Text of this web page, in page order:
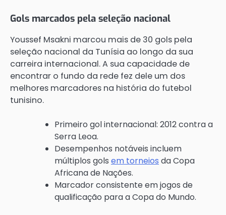
Gols marcados pela seleção nacional
Youssef Msakni marcou mais de 30 gols pela
seleção nacional da Tunísia ao longo da sua
carreira internacional. A sua capacidade de
encontrar o fundo da rede fez dele um dos
melhores marcadores na história do futebol
tunisino.
Primeiro gol internacional: 2012 contra a
Serra Leoa.
Desempenhos notáveis incluem
múltiplos gols em torneios da Copa
Africana de Nações.
Marcador consistente em jogos de
qualificação para a Copa do Mundo.